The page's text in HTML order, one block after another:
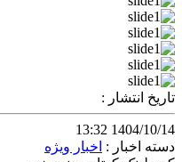
تاریخ انتشار :
1404/10/14 13:32
دسته اخبار : اخبار ویژه